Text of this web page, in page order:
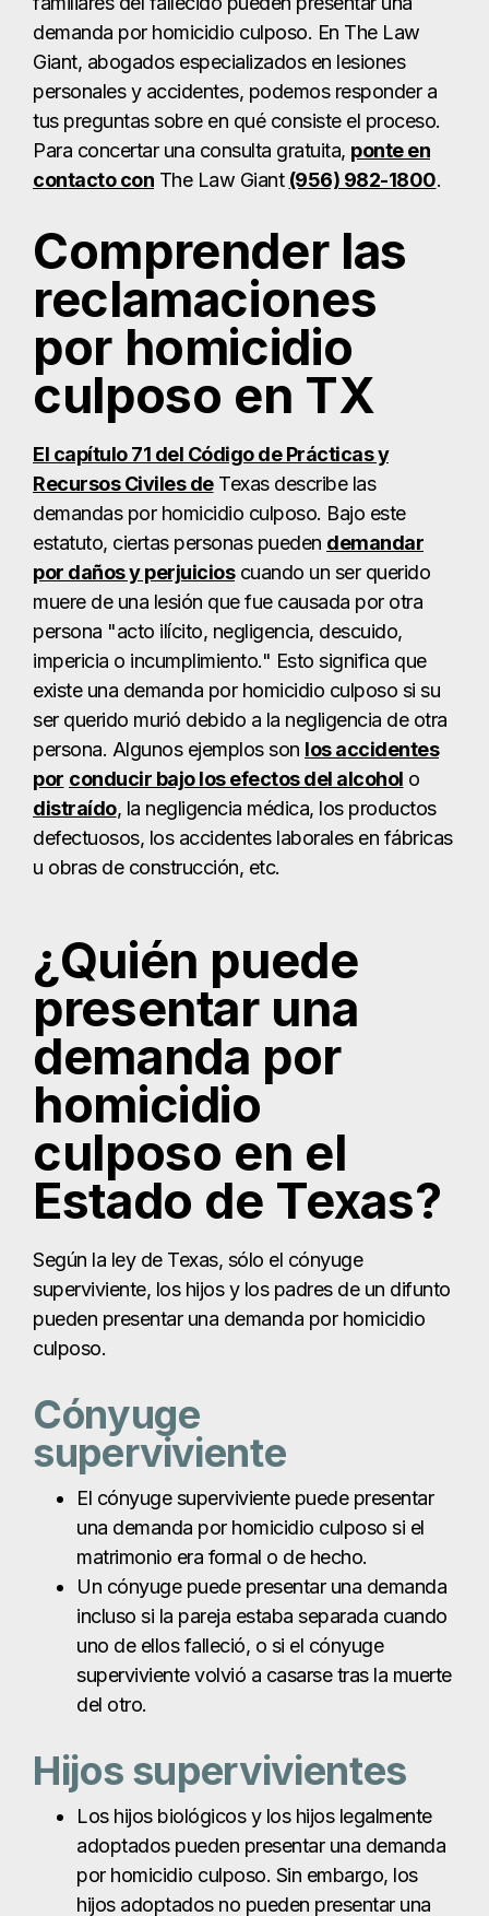
demanda por homicidio culposo. En The Law
Giant, abogados especializados en lesiones
personales y accidentes, podemos responder a
tus preguntas sobre en qué consiste el proceso.
Para concertar una consulta gratuita, ponte en
contacto con The Law Giant (956) 982-1800.
Comprender las
reclamaciones
por homicidio
culposo en TX
El capítulo 71 del Código de Prácticas y
Recursos Civiles deTexas describe las
demandas por homicidio culposo. Bajo este
estatuto, ciertas personas pueden demandar
por daños y perjuicioscuando un ser querido
muere de una lesión que fue causada por otra
persona "acto ilícito, negligencia, descuido,
impericia o incumplimiento." Esto significa que
existe una demanda por homicidio culposo si su
ser querido murió debido a la negligencia de otra
persona. Algunos ejemplos son los accidentes
por conducir bajo los efectos del alcohol o
distraído, la negligencia médica, los productos
defectuosos, los accidentes laborales en fábricas
u obras de construcción, etc.
¿Quién puede
presentar una
demanda por
homicidio
culposo en el
Estado de Texas?
Según la ley de Texas, sólo el cónyuge
superviviente, los hijos y los padres de un difunto
pueden presentar una demanda por homicidio
culposo.
Cónyuge
superviviente
El cónyuge superviviente puede presentar
una demanda por homicidio culposo si el
matrimonio era formal o de hecho.
Un cónyuge puede presentar una demanda
incluso si la pareja estaba separada cuando
uno de ellos falleció, o si el cónyuge
superviviente volvió a casarse tras la muerte
del otro.
Hijos supervivientes
Los hijos biológicos y los hijos legalmente
adoptados pueden presentar una demanda
por homicidio culposo. Sin embargo, los
hijos adoptados no pueden presentar una